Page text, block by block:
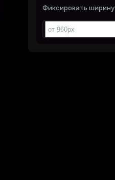
Фиксировать ширину